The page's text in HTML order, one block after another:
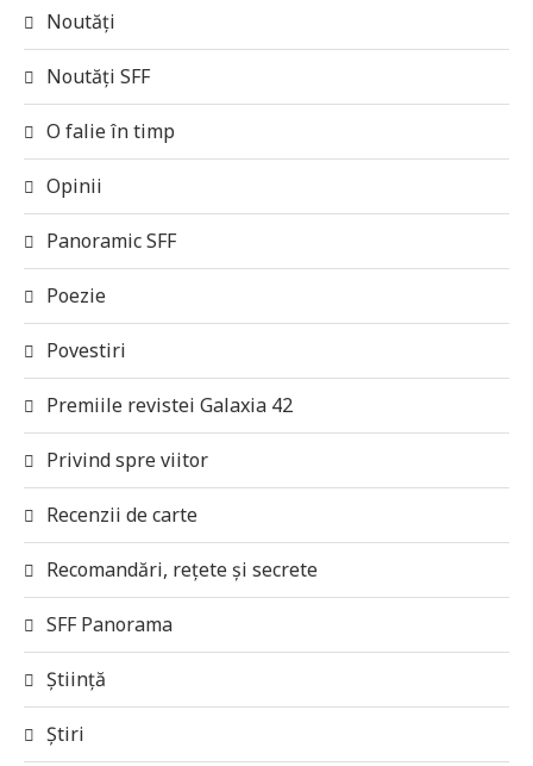
Noutăți
Noutăți SFF
O falie în timp
Opinii
Panoramic SFF
Poezie
Povestiri
Premiile revistei Galaxia 42
Privind spre viitor
Recenzii de carte
Recomandări, rețete și secrete
SFF Panorama
Știință
Știri